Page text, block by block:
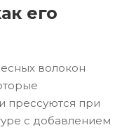
его
волокон
прессуются при
с добавлением